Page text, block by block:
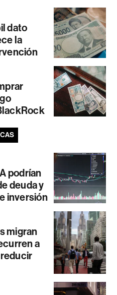
dato
la
podrían
deuda y
inversión
migran
a